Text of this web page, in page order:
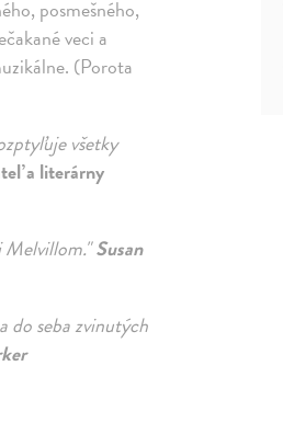
posmešného,
veci a
(Porota
všetky
a literárny
Melvillom."Susan
do seba zvinutých